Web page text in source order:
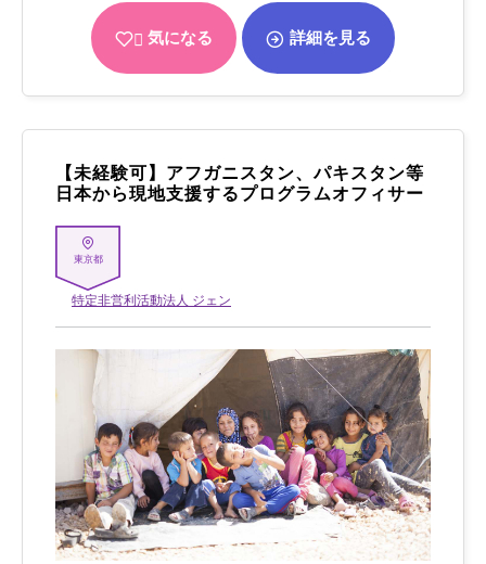
気になる 詳細を見る
【未経験可】アフガニスタン、パキスタン等
日本から現地支援するプログラムオフィサー
東京都
特定非営利活動法人 ジェン